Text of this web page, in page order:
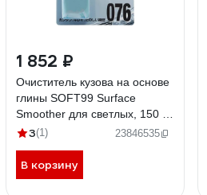
1 852 ₽
Очиститель кузова на основе
глины SOFT99 Surface
Smoother для светлых, 150 г
арт. 09076 112235
3(1) 23846535
В корзину